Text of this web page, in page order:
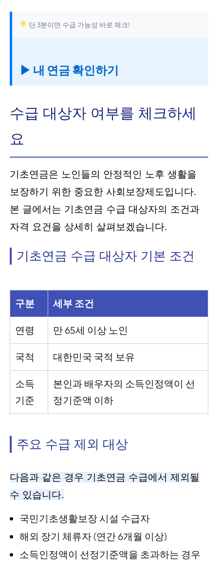
단 3분이면 수급 가능성 바로 체크!
▶ 내 연금 확인하기
수급 대상자 여부를 체크하세
요
기초연금은 노인들의 안정적인 노후 생활을
보장하기 위한 중요한 사회보장제도입니다.
본 글에서는 기초연금 수급 대상자의 조건과
자격 요건을 상세히 살펴보겠습니다.
기초연금 수급 대상자 기본 조건
구분 세부 조건
연령 만 65세 이상 노인
국적 대한민국 국적 보유
소득
기준
본인과 배우자의 소득인정액이 선
정기준액 이하
주요 수급 제외 대상
다음과 같은 경우 기초연금 수급에서 제외될
수 있습니다.
국민기초생활보장 시설 수급자
해외 장기 체류자 (연간 6개월 이상)
소득인정액이 선정기준액을 초과하는 경우